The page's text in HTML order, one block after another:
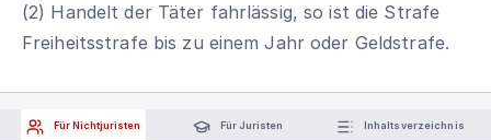
(2) Handelt der Täter fahrlässig, so ist die Strafe
Freiheitsstrafe bis zu einem Jahr oder Geldstrafe.
Für Nichtjuristen Für Juristen Inhaltsverzeichnis